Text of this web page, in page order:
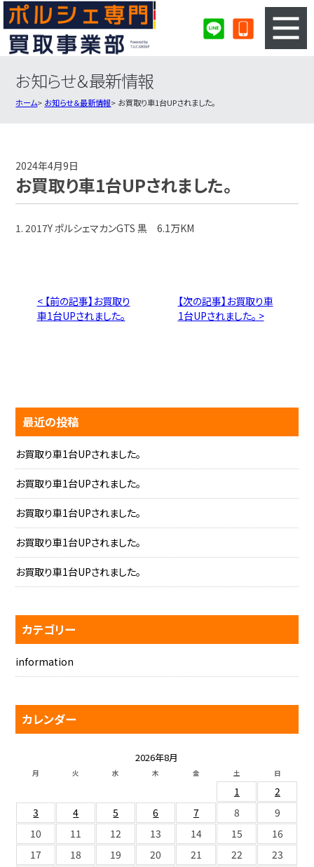
3ステップのカンタン査定
ポルシェ買取実績
お知らせ＆最新情報
ホーム お知らせ＆最新情報 お買取り車1台UPされました。
2024年4月9日
お買取り車1台UPされました。
1. 2017Y ポルシェマカンGTS 黒 6.1万KM
< 【前の記事】お買取り
車1台UPされました。
【次の記事】お買取り車
1台UPされました。 >
最近の投稿
お買取り車1台UPされました。
お買取り車1台UPされました。
お買取り車1台UPされました。
お買取り車1台UPされました。
お買取り車1台UPされました。
カテゴリー
information
カレンダー
2026年8月
月 火 水 木 金 土 日
1
2
3
4 5 6 7 8
9
10
11 12 13 14 15
16
17
18 19 20 21 22
23